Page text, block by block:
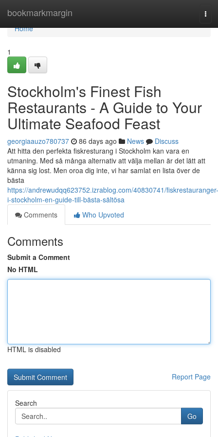
bookmarkmargin
Home
Home
1
Stockholm's Finest Fish
Restaurants - A Guide to Your
Ultimate Seafood Feast
georgiaauzo780737 86 days ago News
Discuss
Att hitta den perfekta fiskresturang i Stockholm kan vara en
utmaning. Med så många alternativ att välja mellan är det lätt att
känna sig lost. Men oroa dig inte, vi har samlat en lista över de
bästa
https://andrewudqq623752.izrablog.com/40830741/fiskrestauranger-
i-stockholm-en-guide-till-bästa-sältösa
Comments
Who Upvoted
Comments
Submit a Comment
No HTML
HTML is disabled
Report Page
Search
Go